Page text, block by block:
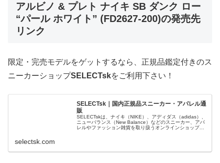
アルビノ & プレト ナイキ SB ダンク ロー
“パール ホワイト” (FD2627-200)の発売先
リンク
限定・完売モデルをゲットするなら、正規品鑑定付きのス
ニーカーショップSELECTskをご利用下さい！
SELECTsk｜国内正規品スニーカー・アパレル通
販
SELECTskは、ナイキ（NIKE）、アディダス（adidas）、
ニューバランス（New Balance）などのスニーカー、アパ
レルやファッション雑貨を取り扱うオンラインショップで
selectsk.com